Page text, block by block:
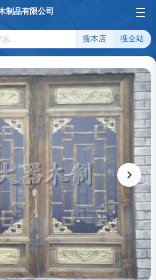
制品有限公司
搜本店 搜全站